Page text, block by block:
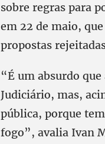
sobre regras para
em 22 de maio,
propostas
“É um absurdo
Judiciário, mas,
pública, porque
fogo”, avalia Ivan